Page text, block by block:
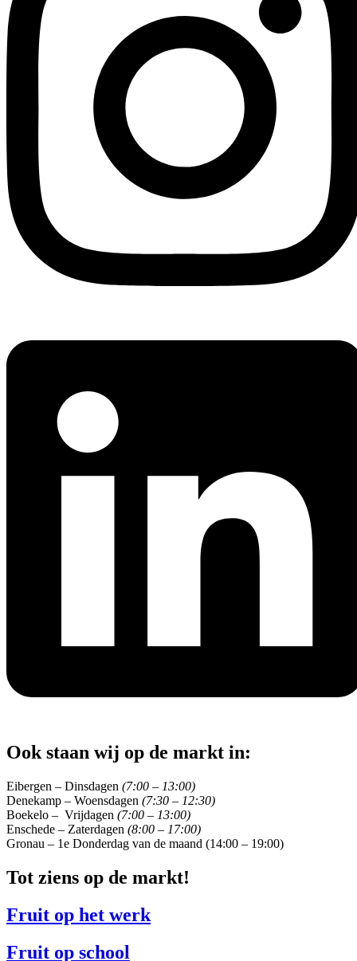
Ook staan wij op de markt in:
Eibergen – Dinsdagen (7:00 – 13:00)
Denekamp – Woensdagen (7:30 – 12:30)
Boekelo – Vrijdagen (7:00 – 13:00)
Enschede – Zaterdagen (8:00 – 17:00)
Gronau – 1e Donderdag van de maand (14:00 – 19:00)
Tot ziens op de markt!
Fruit op het werk
Fruit op school